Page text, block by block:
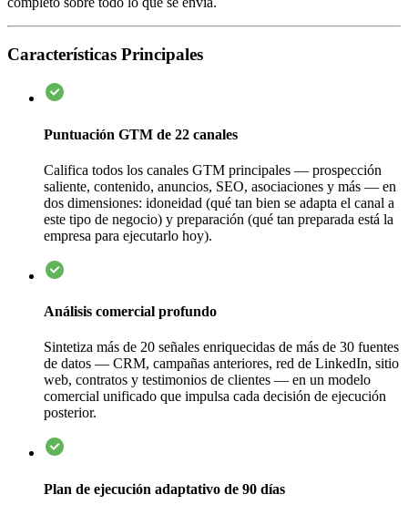
Características Principales
Puntuación GTM de 22 canales
Califica todos los canales GTM principales — prospección
saliente, contenido, anuncios, SEO, asociaciones y más — en
dos dimensiones: idoneidad (qué tan bien se adapta el canal a
este tipo de negocio) y preparación (qué tan preparada está la
empresa para ejecutarlo hoy).
Análisis comercial profundo
Sintetiza más de 20 señales enriquecidas de más de 30 fuentes
de datos — CRM, campañas anteriores, red de LinkedIn, sitio
web, contratos y testimonios de clientes — en un modelo
comercial unificado que impulsa cada decisión de ejecución
posterior.
Plan de ejecución adaptativo de 90 días